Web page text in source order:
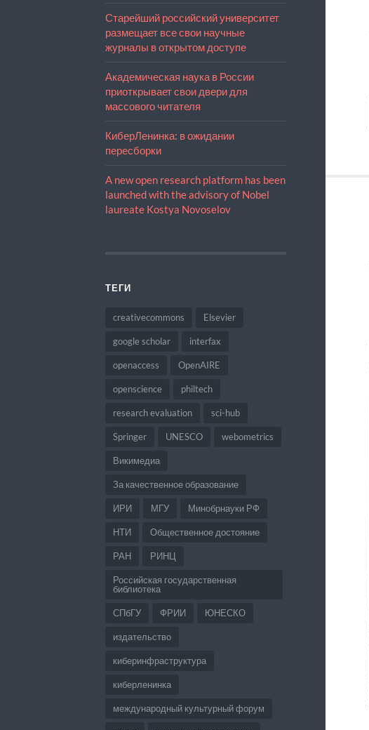
Старейший российский университет
размещает все свои научные
журналы в открытом доступе
Академическая наука в России
приоткрывает свои двери для
массового читателя
КиберЛенинка: в ожидании
пересборки
A new open research platform has been
launched with the advisory of Nobel
laureate Kostya Novoselov
ТЕГИ
creativecommons Elsevier
google scholar interfax
openaccess OpenAIRE
openscience philtech
research evaluation sci-hub
Springer UNESCO webometrics
Викимедиа
За качественное образование
ИРИ МГУ Минобрнауки РФ
НТИ Общественное достояние
РАН РИНЦ
Российская государственная
библиотека
СПбГУ ФРИИ ЮНЕСКО
издательство
киберинфраструктура
киберленинка
международный культурный форум